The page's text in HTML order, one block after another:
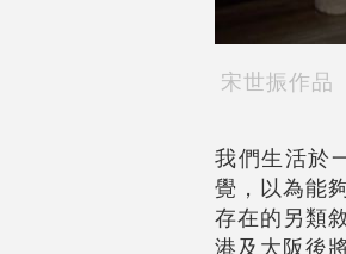
宋世振作品
我們生活於
覺，以為能
存在的另類
港及大阪後